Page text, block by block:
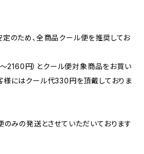
のため、全商品クール便を推奨してお
2160円）とクール便対象商品をお買い
様にはクール代330円を頂戴しておりま
みの発送とさせていただいております